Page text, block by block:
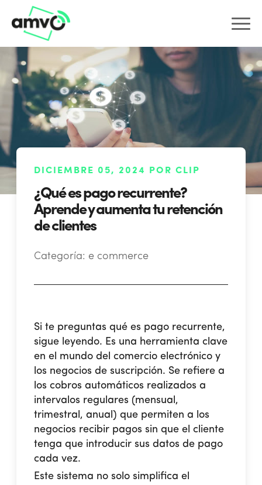
DICIEMBRE 05, 2024 POR CLIP
¿Qué es pago recurrente?
Aprende y aumenta tu retención
de clientes
Categoría: e commerce
Si te preguntasqué es pago recurrente,
sigue leyendo. Es una herramienta clave
en el mundo del comercio electrónico y
los negocios de suscripción. Se refiere a
los cobros automáticos realizados a
intervalos regulares (mensual,
trimestral, anual) que permiten a los
negocios recibir pagos sin que el cliente
tenga que introducir sus datos de pago
cada vez.
Este sistema no solo simplifica el